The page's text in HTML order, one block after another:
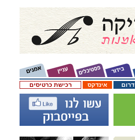
רכישת כרטיסים אינדקס דרום